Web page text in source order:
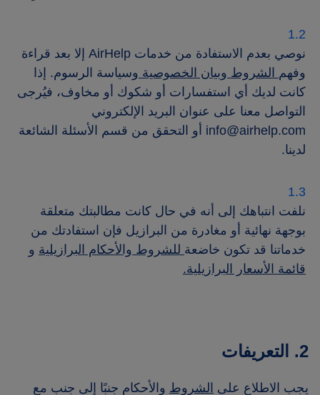
نوصي بعدم الاستفادة من خدمات AirHelp إلا بعد قراءة
وفهم الشروط وبيان الخصوصية وسياسة الرسوم. إذا
كانت لديك أي استفسارات أو شكوك أو مخاوف، فيُرجى
التواصل معنا على عنوان البريد الإلكتروني
info@airhelp.com أو التحقق من قسم الأسئلة الشائعة
لدينا.
نلفت انتباهك إلى أنه في حال كانت مطالبتك متعلقة
بوجهة نهائية أو مغادرة من البرازيل فإن استفادتك من
خدماتنا قد تكون خاضعة للشروط والأحكام البرازيلية و
قائمة الأسعار البرازيلية.
2. التعريفات
يجب الاطلاع على الشروط والأحكام جنبًا إلى جنب مع